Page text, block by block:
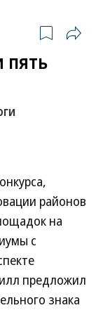
пять
районов
на
с
предложил
знака